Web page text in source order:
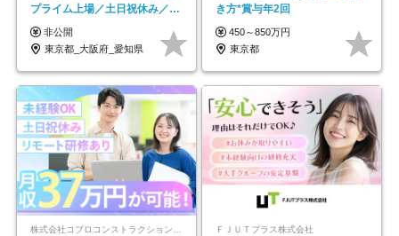
プライム上場／土日祝休み／東
京・大阪・名古屋
非公開
東京都_大阪府_愛知県
き方*賞与年2回
450～850万円
東京都
株式会社コプロコンストラクション【東証プライム上場コプロ・ホールディングス子会社】 ＦＪＵＴプラス株式会社